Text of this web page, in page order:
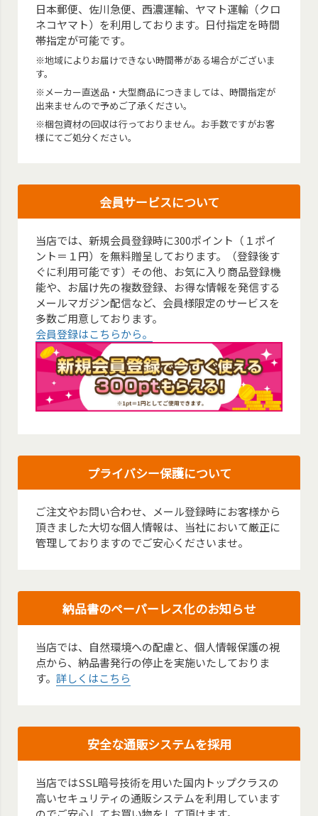
日本郵便、佐川急便、西濃運輸、ヤマト運輸（クロ
ネコヤマト）を利用しております。日付指定を時間
帯指定が可能です。
※地域によりお届けできない時間帯がある場合がございま
す。
※メーカー直送品・大型商品につきましては、時間指定が
出来ませんので予めご了承ください。
※梱包資材の回収は行っておりません。お手数ですがお客
様にてご処分ください。
会員サービスについて
当店では、新規会員登録時に300ポイント（１ポイ
ント＝１円）を無料贈呈しております。（登録後す
ぐに利用可能です）その他、お気に入り商品登録機
能や、お届け先の複数登録、お得な情報を発信する
メールマガジン配信など、会員様限定のサービスを
多数ご用意しております。
会員登録はこちらから。
プライバシー保護について
ご注文やお問い合わせ、メール登録時にお客様から
頂きました大切な個人情報は、当社において厳正に
管理しておりますのでご安心くださいませ。
納品書のペーパーレス化のお知らせ
当店では、自然環境への配慮と、個人情報保護の視
点から、納品書発行の停止を実施いたしておりま
す。詳しくはこちら
安全な通販システムを採用
当店ではSSL暗号技術を用いた国内トップクラスの
高いセキュリティの通販システムを利用しています